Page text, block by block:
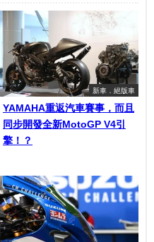
新車．絕版車
YAMAHA重返汽車賽事，而且
同步開發全新MotoGP V4引
擎！？